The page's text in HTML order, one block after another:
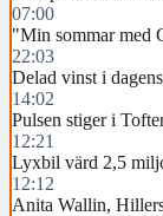
07:00
"Min sommar med
22:03
Delad vinst i
14:02
Pulsen stiger i
12:21
Lyxbil värd 2,5
12:12
Anita Wallin,